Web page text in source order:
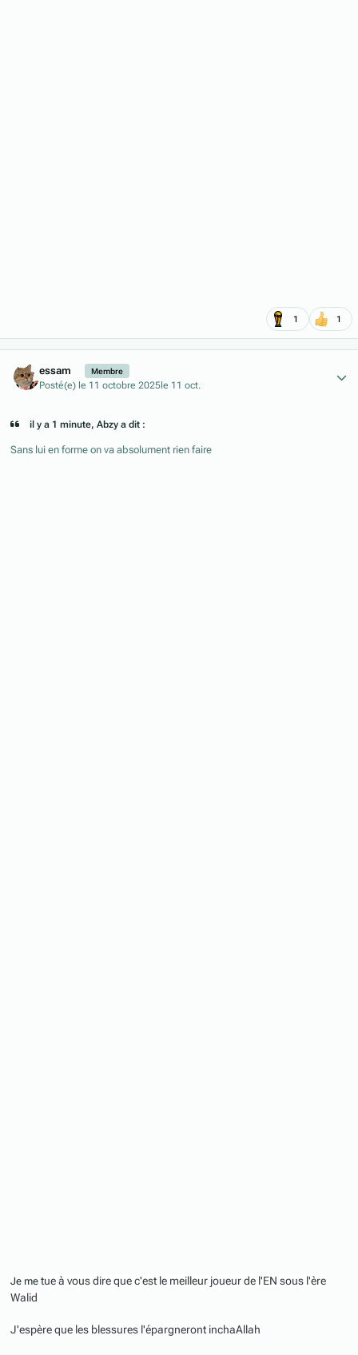
1 1
essam Membre
Posté(e) le 11 octobre 2025le 11 oct.
il y a 1 minute, Abzy a dit :
Sans lui en forme on va absolument rien faire
Je me tue à vous dire que c'est le meilleur joueur de l'EN sous l'ère
Walid
J'espère que les blessures l'épargneront inchaAllah